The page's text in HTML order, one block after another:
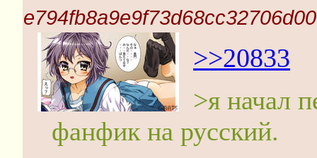
>>20833
>я начал
фанфик на русский.